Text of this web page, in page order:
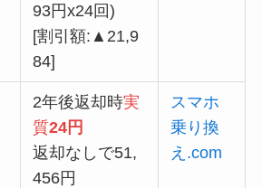
93円x24回)
[割引額:▲21,9
84]
2年後返却時実
質24円
返却なしで51,
456円
スマホ
乗り換
え.com